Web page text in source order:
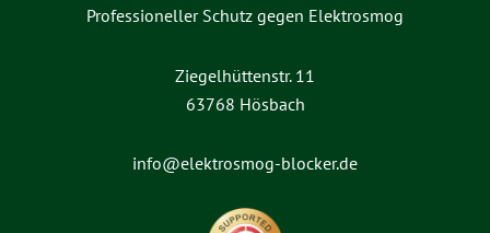
Professioneller Schutz gegen Elektrosmog
Ziegelhüttenstr. 11
63768 Hösbach
info@elektrosmog-blocker.de